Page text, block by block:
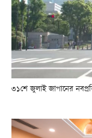
৩১শে জুলাই জাপানের